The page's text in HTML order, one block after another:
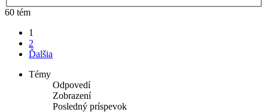
60 tém
1
2
Ďalšia
Témy
Odpovedí
Zobrazení
Posledný príspevok